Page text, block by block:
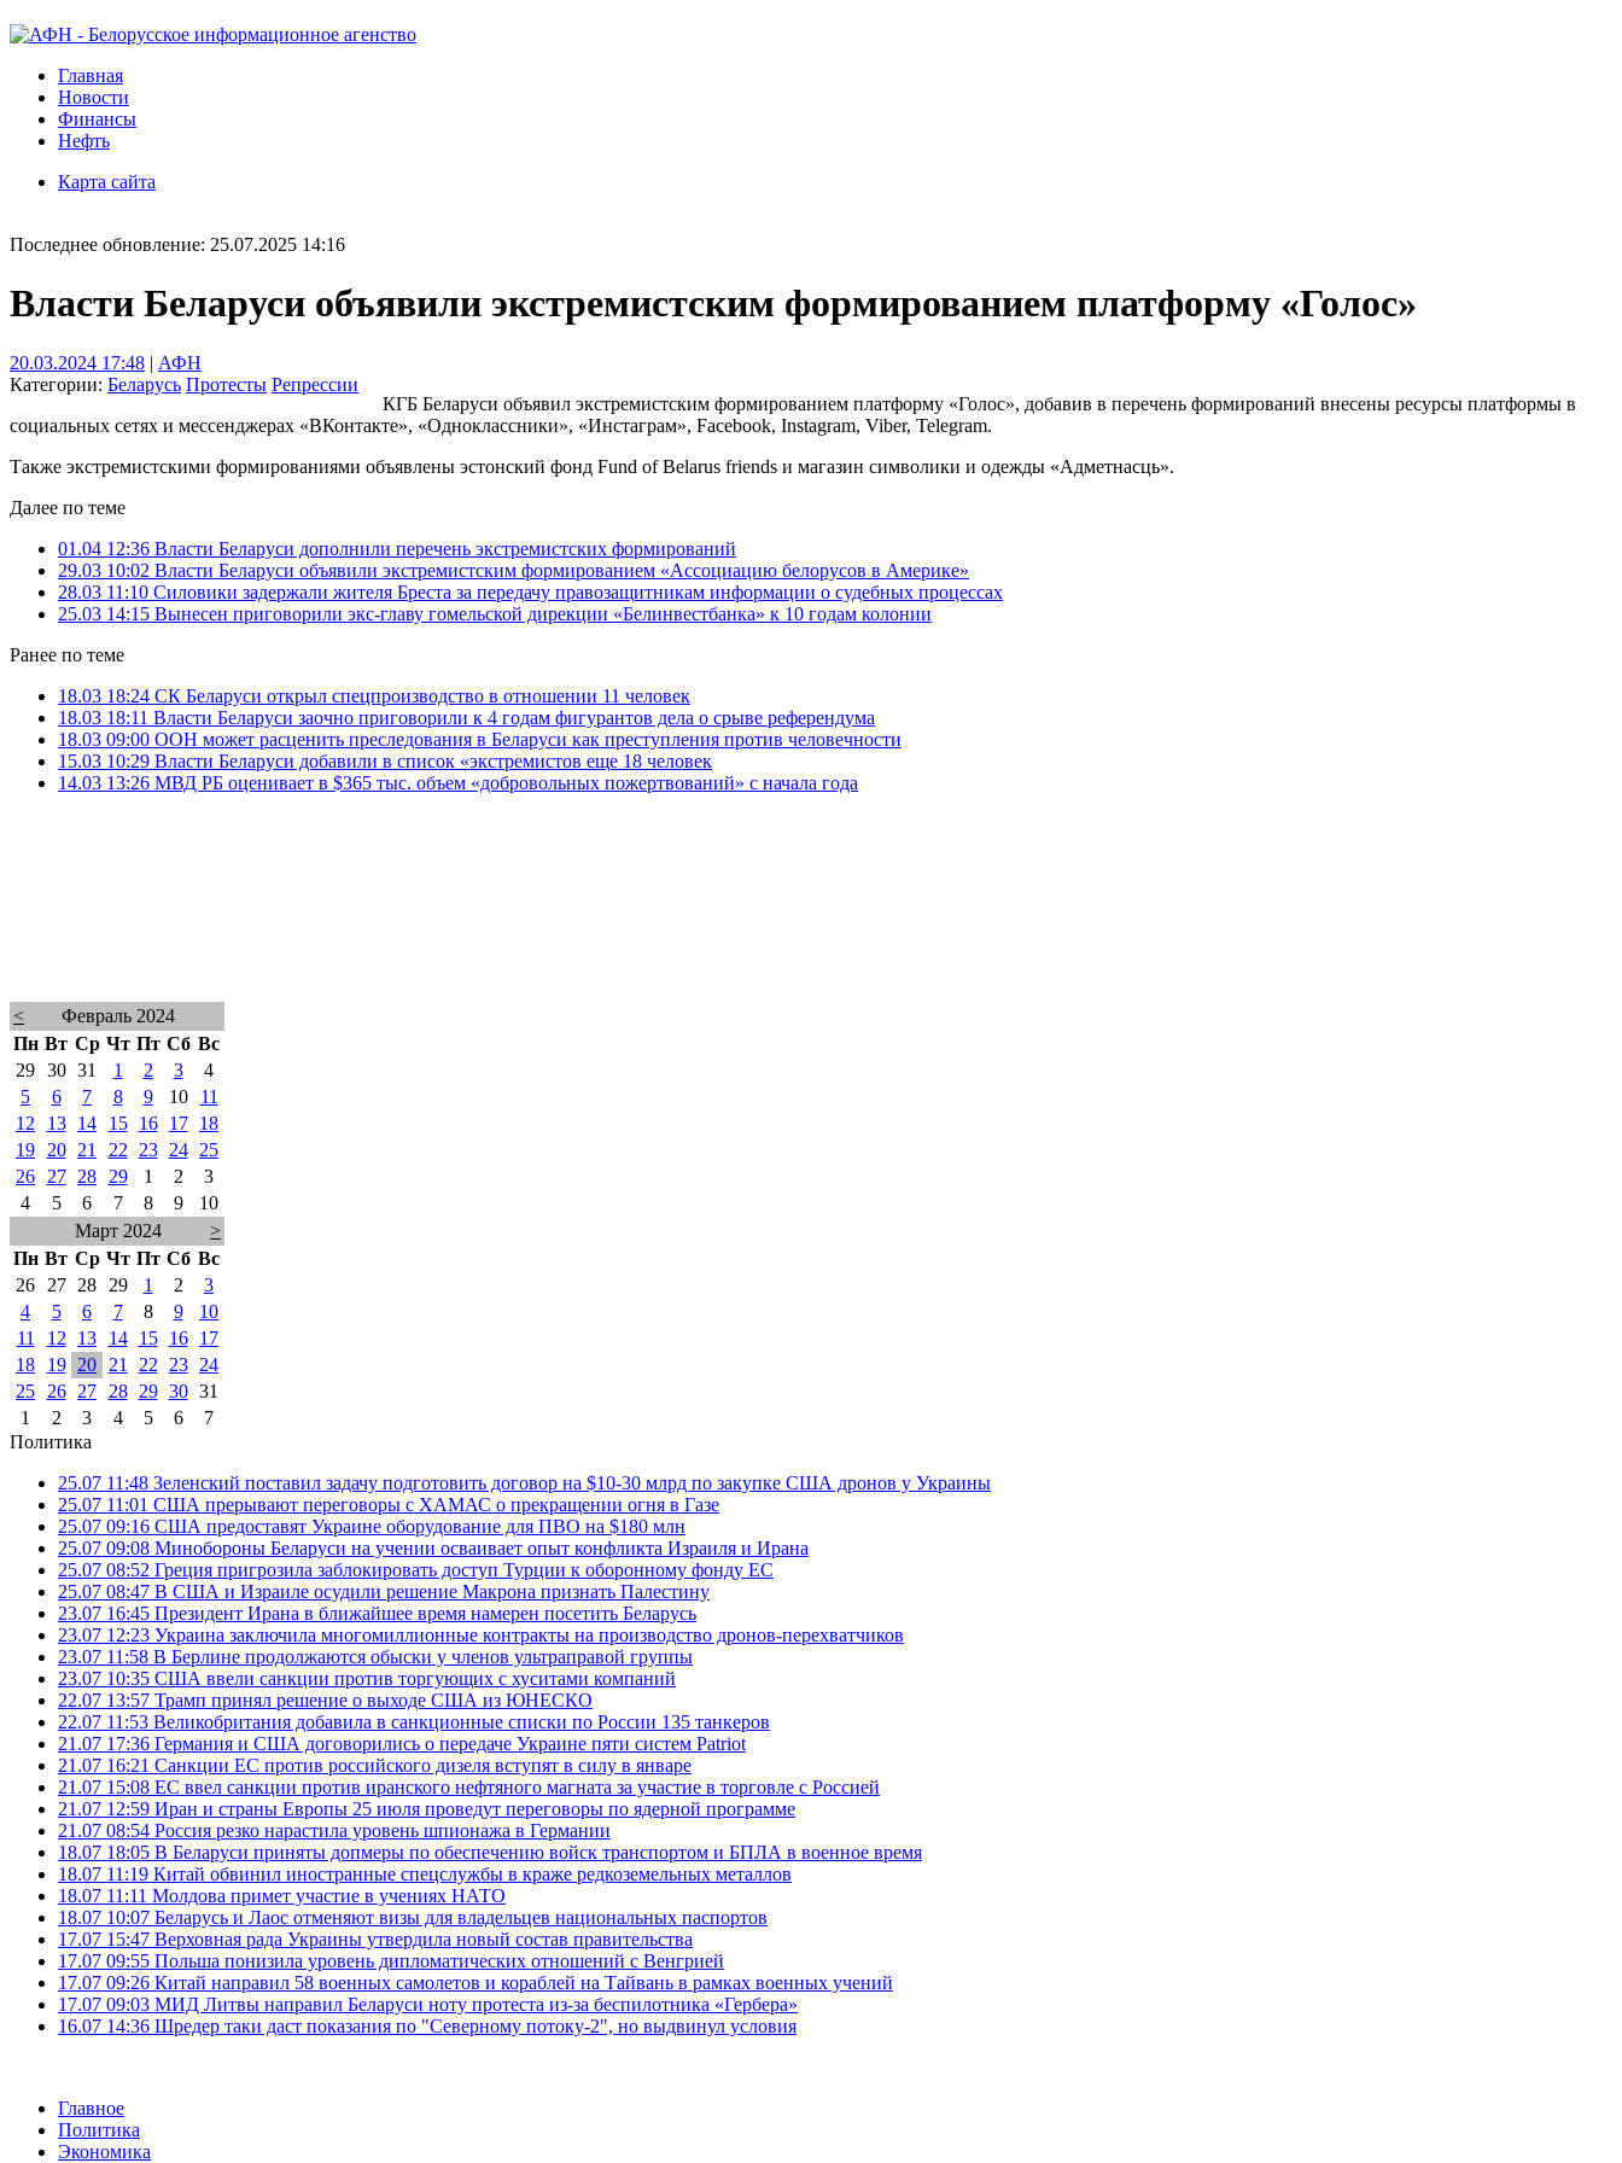
Главная
Новости
Финансы
Нефть
Карта сайта
Последнее обновление: 25.07.2025 14:16
Власти Беларуси объявили экстремистским формированием платформу «Голос»
20.03.2024 17:48 | АФН
Категории: Беларусь Протесты Репрессии
КГБ Беларуси объявил экстремистским формированием платформу «Голос», добавив в перечень формирований внесены ресурсы платформы в
социальных сетях и мессенджерах «ВКонтакте», «Одноклассники», «Инстаграм», Facebook, Instagram, Viber, Telegram.
Также экстремистскими формированиями объявлены эстонский фонд Fund of Belarus friends и магазин символики и одежды «Адметнасць».
Далее по теме
01.04 12:36 Власти Беларуси дополнили перечень экстремистских формирований
29.03 10:02 Власти Беларуси объявили экстремистским формированием «Ассоциацию белорусов в Америке»
28.03 11:10 Силовики задержали жителя Бреста за передачу правозащитникам информации о судебных процессах
25.03 14:15 Вынесен приговорили экс-главу гомельской дирекции «Белинвестбанка» к 10 годам колонии
Ранее по теме
18.03 18:24 СК Беларуси открыл спецпроизводство в отношении 11 человек
18.03 18:11 Власти Беларуси заочно приговорили к 4 годам фигурантов дела о срыве референдума
18.03 09:00 ООН может расценить преследования в Беларуси как преступления против человечности
15.03 10:29 Власти Беларуси добавили в список «экстремистов еще 18 человек
14.03 13:26 МВД РБ оценивает в $365 тыс. объем «добровольных пожертвований» с начала года
<
Февраль 2024
Пн Вт Ср Чт Пт Сб Вс
29 30 31 1 2 3
4
5
6 7 8 9 10
11
12
13 14 15 16 17
18
19
20 21 22 23 24
25
26
27 28 29 1 2
3
4
5 6 7 8 9
10
Март 2024
>
Пн Вт Ср Чт Пт Сб Вс
26
27 28 29 1 2
3
4
5 6 7 8 9
10
11
12 13 14 15 16
17
18
19 20 21 22 23
24
25
26 27 28 29 30 31
1
2 3 4 5 6
7
Политика
25.07 11:48 Зеленский поставил задачу подготовить договор на $10-30 млрд по закупке США дронов у Украины
25.07 11:01 США прерывают переговоры с ХАМАС о прекращении огня в Газе
25.07 09:16 США предоставят Украине оборудование для ПВО на $180 млн
25.07 09:08 Минобороны Беларуси на учении осваивает опыт конфликта Израиля и Ирана
25.07 08:52 Греция пригрозила заблокировать доступ Турции к оборонному фонду ЕС
25.07 08:47 В США и Израиле осудили решение Макрона признать Палестину
23.07 16:45 Президент Ирана в ближайшее время намерен посетить Беларусь
23.07 12:23 Украина заключила многомиллионные контракты на производство дронов-перехватчиков
23.07 11:58 В Берлине продолжаются обыски у членов ультраправой группы
23.07 10:35 США ввели санкции против торгующих с хуситами компаний
22.07 13:57 Трамп принял решение о выходе США из ЮНЕСКО
22.07 11:53 Великобритания добавила в санкционные списки по России 135 танкеров
21.07 17:36 Германия и США договорились о передаче Украине пяти систем Patriot
21.07 16:21 Санкции ЕС против российского дизеля вступят в силу в январе
21.07 15:08 ЕС ввел санкции против иранского нефтяного магната за участие в торговле с Россией
21.07 12:59 Иран и страны Европы 25 июля проведут переговоры по ядерной программе
21.07 08:54 Россия резко нарастила уровень шпионажа в Германии
18.07 18:05 В Беларуси приняты допмеры по обеспечению войск транспортом и БПЛА в военное время
18.07 11:19 Китай обвинил иностранные спецслужбы в краже редкоземельных металлов
18.07 11:11 Молдова примет участие в учениях НАТО
18.07 10:07 Беларусь и Лаос отменяют визы для владельцев национальных паспортов
17.07 15:47 Верховная рада Украины утвердила новый состав правительства
17.07 09:55 Польша понизила уровень дипломатических отношений с Венгрией
17.07 09:26 Китай направил 58 военных самолетов и кораблей на Тайвань в рамках военных учений
17.07 09:03 МИД Литвы направил Беларуси ноту протеста из-за беспилотника «Гербера»
16.07 14:36 Шредер таки даст показания по "Северному потоку-2", но выдвинул условия
Главное
Политика
Экономика